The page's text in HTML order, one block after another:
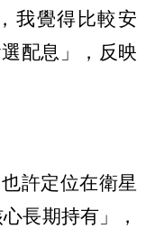
我覺得比較安
配息」，反映
許定位在衛星
長期持有」，